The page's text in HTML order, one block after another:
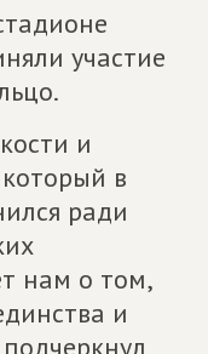
участие
и
в
ради
нам о том,
и